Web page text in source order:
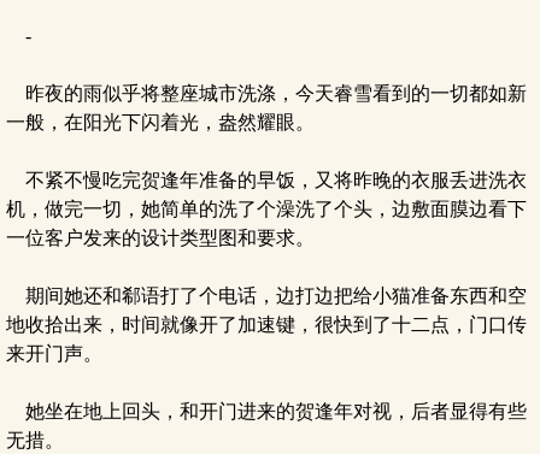
-
昨夜的雨似乎将整座城市洗涤，今天睿雪看到的一切都如新
一般，在阳光下闪着光，盎然耀眼。
不紧不慢吃完贺逢年准备的早饭，又将昨晚的衣服丢进洗衣
机，做完一切，她简单的洗了个澡洗了个头，边敷面膜边看下
一位客户发来的设计类型图和要求。
期间她还和郗语打了个电话，边打边把给小猫准备东西和空
地收拾出来，时间就像开了加速键，很快到了十二点，门口传
来开门声。
她坐在地上回头，和开门进来的贺逢年对视，后者显得有些
无措。